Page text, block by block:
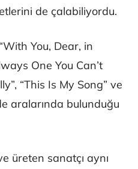
de çalabiliyordu.
You, Dear, in
One You Can’t
“This Is My Song” ve
aralarında bulunduğu
üreten sanatçı aynı